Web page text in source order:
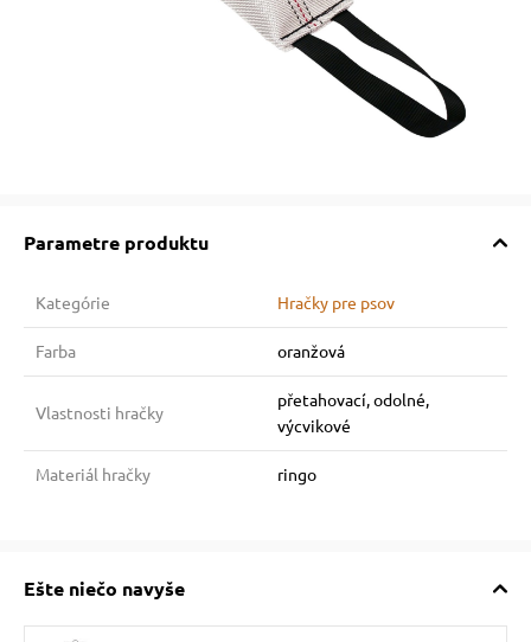
Parametre produktu
Kategórie Hračky pre psov
Farba oranžová
Vlastnosti hračky
přetahovací, odolné,
výcvikové
Materiál hračky ringo
Ešte niečo navyše